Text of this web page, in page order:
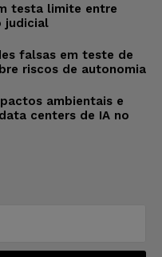
testa limite entre
judicial
falsas em teste de
riscos de autonomia
ambientais e
centers de IA no